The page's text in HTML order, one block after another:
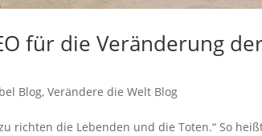
für die Veränderung
Blog,Verändere die Welt Blog
richten die Lebenden und die Toten.“ So